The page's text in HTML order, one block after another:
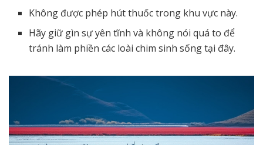
Không được phép hút thuốc trong khu vực này.
Hãy giữ gìn sự yên tĩnh và không nói quá to để
tránh làm phiền các loài chim sinh sống tại đây.